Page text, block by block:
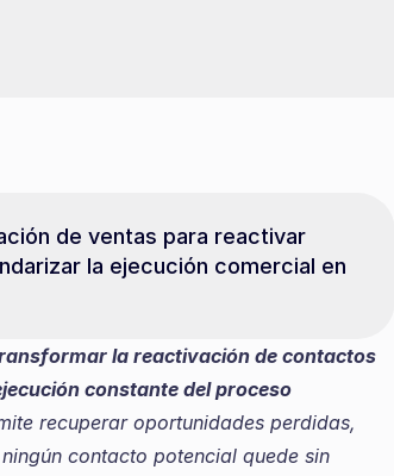
de ventas para reactivar
la ejecución comercial en
la reactivación de contactos
constante del proceso
recuperar oportunidades perdidas,
contacto potencial quede sin